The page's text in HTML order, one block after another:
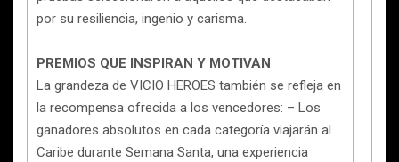
por su resiliencia, ingenio y carisma.
PREMIOS QUE INSPIRAN Y MOTIVAN
La grandeza de VICIO HEROES también se refleja en
la recompensa ofrecida a los vencedores: – Los
ganadores absolutos en cada categoría viajarán al
Caribe durante Semana Santa, una experiencia